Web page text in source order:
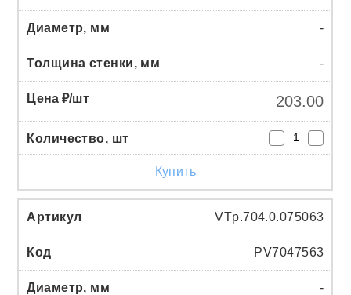
-
-
203.00
Купить
VTp.704.0.075063
PV7047563
-